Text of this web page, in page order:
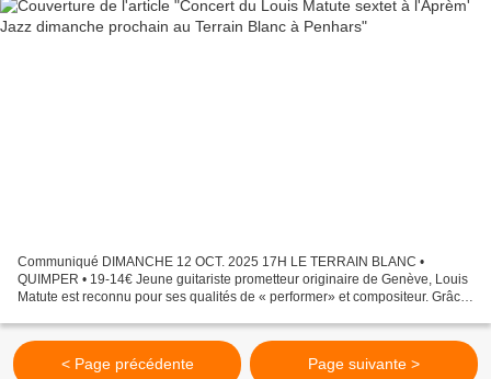
Communiqué DIMANCHE 12 OCT. 2025 17H LE TERRAIN BLANC •
QUIMPER • 19-14€ Jeune guitariste prometteur originaire de Genève, Louis
Matute est reconnu pour ses qualités de « performer» et compositeur. Grâce
< Page précédente Page suivante >